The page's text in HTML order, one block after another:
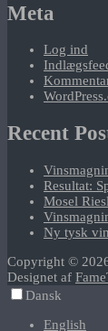
Meta
Log ind
Recent
Resultat:
Mosel
Ny tysk
Copyright ©
Designet af
Dansk
English